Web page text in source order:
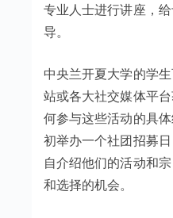
专业人士进行讲座，
导。
中央兰开夏大学的学
站或各大社交媒体平
何参与这些活动的具
初举办一个社团招募
自介绍他们的活动和
和选择的机会。